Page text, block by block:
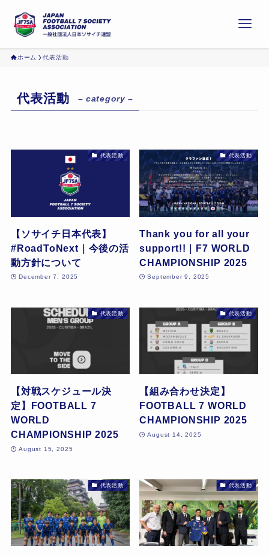
ホーム 代表活動
代表活動 – category –
代表活動
【ソサイチ日本代表】
#RoadToNext｜今後の活
動方針について
December 7, 2025
代表活動
Thank you for all your
support!!｜F7 WORLD
CHAMPIONSHIP 2025
September 9, 2025
代表活動
【対戦スケジュール決
定】FOOTBALL 7
WORLD
CHAMPIONSHIP 2025
August 15, 2025
代表活動
【組み合わせ決定】
FOOTBALL 7 WORLD
CHAMPIONSHIP 2025
August 14, 2025
代表活動 代表活動